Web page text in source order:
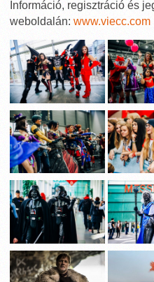
Információ, regisztráció és
weboldalán: www.viecc.com